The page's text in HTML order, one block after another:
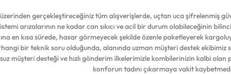
gerçekleştireceğiniz tüm alışverişlerde, uçtan uca şifrelenmiş
arızalarının ne kadar can sıkıcı ve acil bir durum olabileceğinin
en kısa sürede, hasar görmeyecek şekilde özenle paketleyerek
bir teknik soru olduğunda, alanında uzman müşteri destek
müşteri desteği ve hızlı gönderim ilkelerimizle kombilerinizin kalbi olan
konforun tadını çıkarmaya vakit